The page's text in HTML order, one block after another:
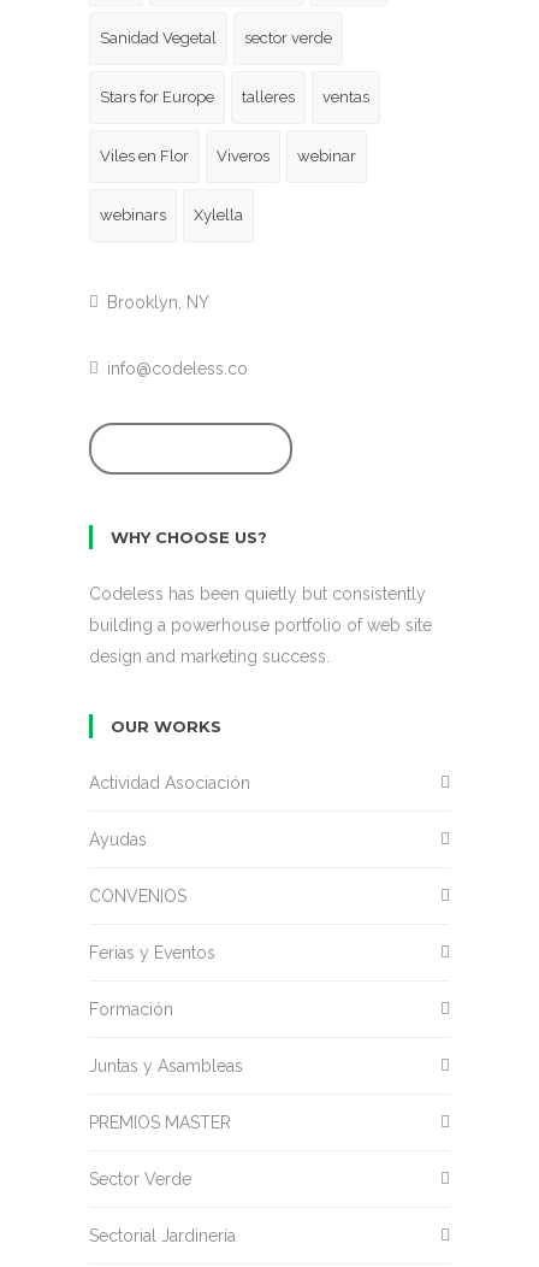
Sanidad Vegetal sector verde
Stars for Europe talleres ventas
Viles en Flor Viveros webinar
webinars Xylella
Brooklyn, NY
info@codeless.co
WHY CHOOSE US?
Codeless has been quietly but consistently
building a powerhouse portfolio of web site
design and marketing success.
OUR WORKS
Actividad Asociación
Ayudas
CONVENIOS
Ferias y Eventos
Formación
Juntas y Asambleas
PREMIOS MASTER
Sector Verde
Sectorial Jardinería